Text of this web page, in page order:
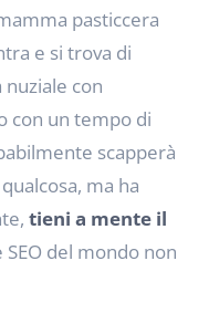
pasticcera
e si trova di
con
con un tempo di
scapperà
ma ha
tieni a mente il
SEO del mondo non